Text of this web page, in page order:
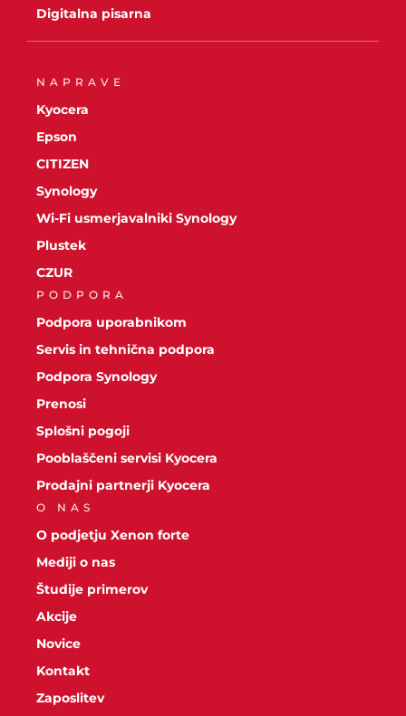
Digitalna pisarna
NAPRAVE
Kyocera
Epson
CITIZEN
Synology
Wi-Fi usmerjavalniki Synology
Plustek
CZUR
PODPORA
Podpora uporabnikom
Servis in tehnična podpora
Podpora Synology
Prenosi
Splošni pogoji
Pooblaščeni servisi Kyocera
Prodajni partnerji Kyocera
O NAS
O podjetju Xenon forte
Mediji o nas
Študije primerov
Akcije
Novice
Kontakt
Zaposlitev